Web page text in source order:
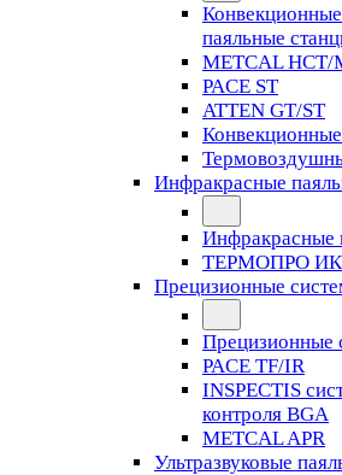
паяльные
METCAL HCT/
PACE ST
ATTEN GT/ST
Инфракрасные
Инфракрасные
ТЕРМОПРО ИК
Прецизионные
Прецизионные
PACE TF/IR
INSPECTIS
контроля BGA
METCAL APR
Ультразвуковые